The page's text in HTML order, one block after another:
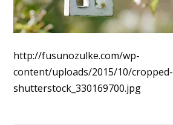
http://fusunozulke.com/wp-
content/uploads/2015/10/cropped-
shutterstock_330169700.jpg